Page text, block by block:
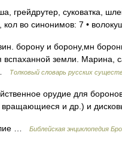
грейдрутер, суковатка,
во синонимов: 7 •
борону и борону,мн
земли. Марина,
Толковый словарь русских
орудие для
вращающиеся и др.) и
… Библейская энциклопедия